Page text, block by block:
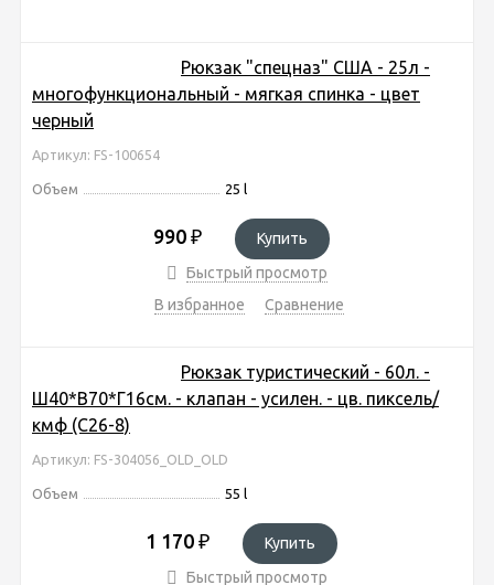
Рюкзак "спецназ" США - 25л -
многофункциональный - мягкая спинка - цвет
черный
Артикул: FS-100654
Объем 25 l
990 ₽
Купить
Быстрый просмотр
В избранное
Сравнение
Рюкзак туристический - 60л. -
Ш40*В70*Г16см. - клапан - усилен. - цв. пиксель/
кмф (C26-8)
Артикул: FS-304056_OLD_OLD
Объем 55 l
1 170 ₽
Купить
Быстрый просмотр